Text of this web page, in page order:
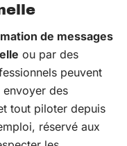
de messages
ou par des
peuvent
envoyer des
tout piloter depuis
réservé aux